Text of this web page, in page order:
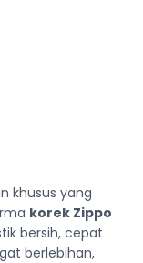
khusus yang
korek Zippo
bersih, cepat
berlebihan,